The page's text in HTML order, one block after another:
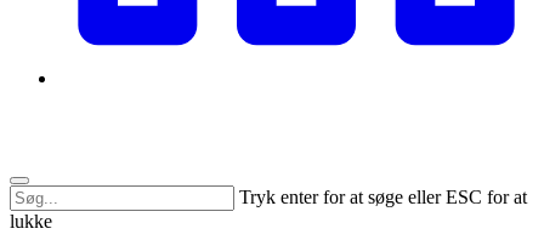
Tryk enter for at søge eller ESC for at
lukke